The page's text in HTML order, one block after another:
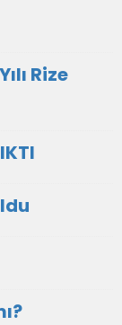
Rize